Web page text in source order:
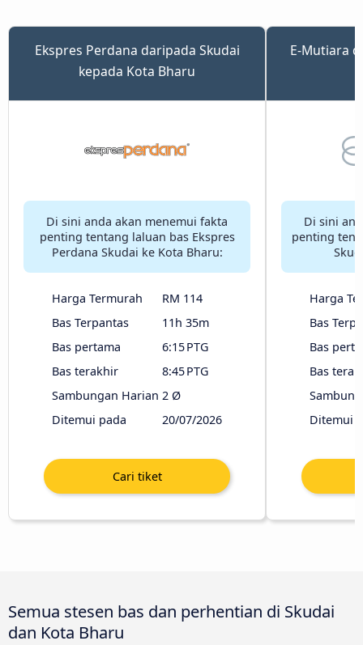
Ekspres Perdana daripada Skudai
kepada Kota Bharu
Di sini anda akan menemui fakta
penting tentang laluan bas Ekspres
Perdana Skudai ke Kota Bharu:
Harga Termurah
RM 114
Bas Terpantas
11h 35m
Bas pertama
6:15 PTG
Bas terakhir
8:45 PTG
Sambungan Harian 2 Ø
Ditemui pada
20/07/2026
E-Mutiara
Di sini
penting
Harga
Bas
Bas
Bas
Ditemui
Semua stesen bas dan perhentian di Skudai
dan Kota Bharu